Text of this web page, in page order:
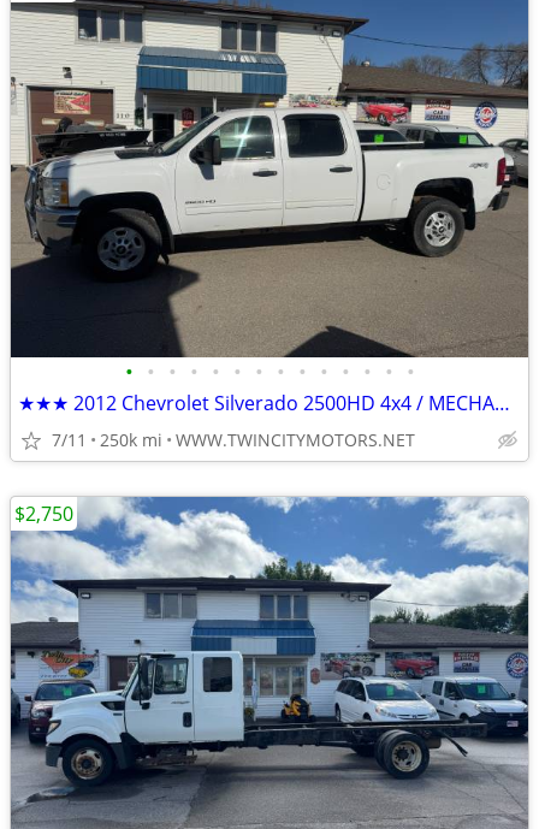
• • • • • • • • • • • • • •
★★★ 2012 Chevrolet Silverado 2500HD 4x4 / MECHANIC'S SPECIAL ★★★
7/11 250k mi WWW.TWINCITYMOTORS.NET
$2,750